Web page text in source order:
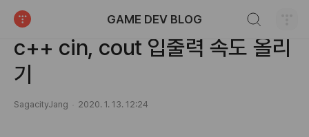
GAME DEV BLOG
Algorithm
c++ cin, cout 입출력 속도 올리
기
SagacityJang 2020. 1. 13. 12:24